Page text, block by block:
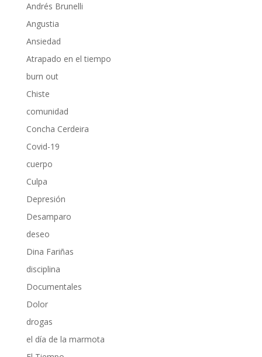
Andrés Brunelli
Angustia
Ansiedad
Atrapado en el tiempo
burn out
Chiste
comunidad
Concha Cerdeira
Covid-19
cuerpo
Culpa
Depresión
Desamparo
deseo
Dina Fariñas
disciplina
Documentales
Dolor
drogas
el día de la marmota